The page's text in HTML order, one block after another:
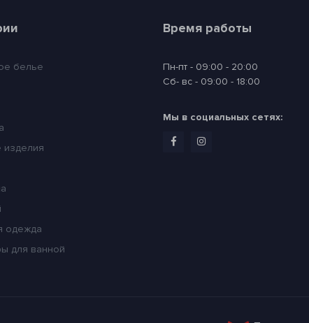
белье
изделия
одежда
для ванной
Время работы
Пн-пт - 09:00 - 20:00
Сб- вс - 09:00 - 18:00
Мы в социальных сетях: